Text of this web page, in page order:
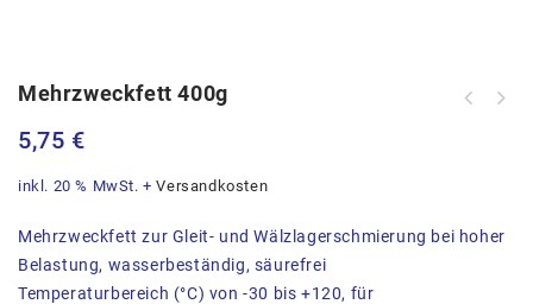
Mehrzweckfett 400g
5,75 €
inkl. 20 % MwSt. +Versandkosten
Mehrzweckfett zur Gleit- und Wälzlagerschmierung bei hoher
Belastung, wasserbeständig, säurefrei
Temperaturbereich (°C) von -30 bis +120, für